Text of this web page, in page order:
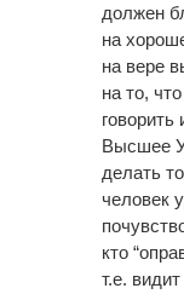
должен
на
на вере
на то,
Высшее
делать
человек
кто
т.е.